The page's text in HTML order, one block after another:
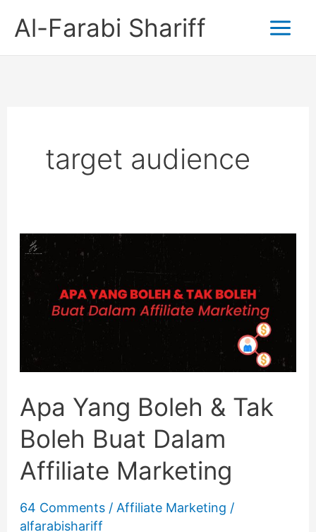
Al-Farabi Shariff
target audience
Apa Yang Boleh & Tak
Boleh Buat Dalam
Affiliate Marketing
64 Comments / Affiliate Marketing /
alfarabishariff
Apa
Yang
Boleh
Tak
Buat
Dalam
Affiliate
Marketing